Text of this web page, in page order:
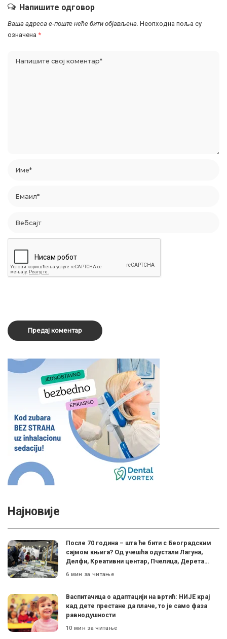
Напишите одговор
Ваша адреса е-поште неће бити објављена. Неопходна поља су
означена *
Најновије
После 70 година – шта ће бити с Београдским
сајмом књига? Од учешћа одустали Лагуна,
Делфи, Креативни центар, Пчелица, Дерета…
6 мин за читање
Васпитачица о адаптацији на вртић: НИЈЕ крај
кад дете престане да плаче, то је само фаза
равнодушности
10 мин за читање